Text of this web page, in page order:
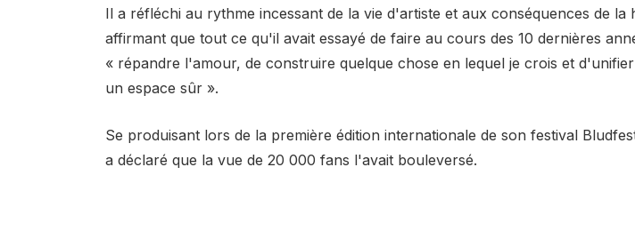
Il a réfléchi au rythme incessant de la vie d'artiste et aux conséquences de la
affirmant que tout ce qu'il avait essayé de faire au cours des 10 dernières
« répandre l'amour, de construire quelque chose en lequel je crois et
un espace sûr ».
Se produisant lors de la première édition internationale de son festival
a déclaré que la vue de 20 000 fans l'avait bouleversé.